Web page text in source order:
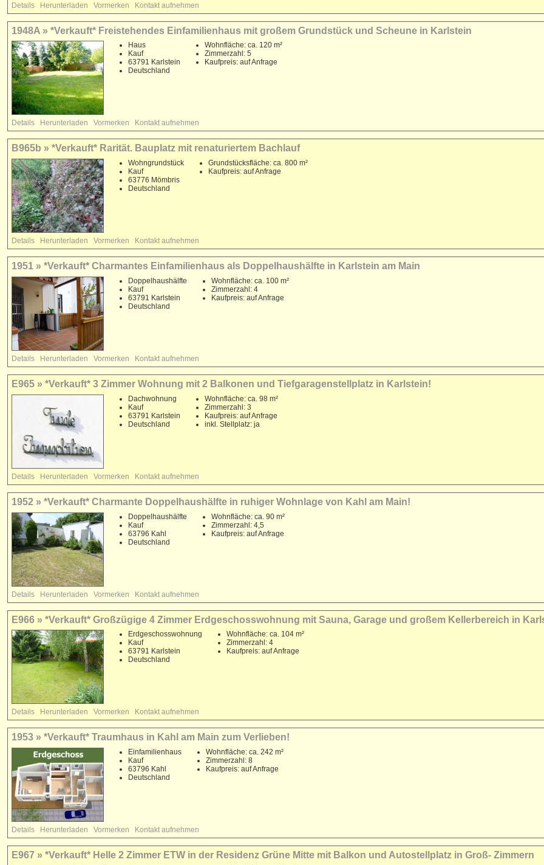
Details Herunterladen Vormerken Kontakt aufnehmen
1948A » *Verkauft* Freistehendes Einfamilienhaus mit großem Grundstück und Scheune in Karlstein
Haus
Kauf
63791 Karlstein
Deutschland
Wohnfläche: ca. 120 m²
Zimmerzahl: 5
Kaufpreis: auf Anfrage
Details Herunterladen Vormerken Kontakt aufnehmen
B965b » *Verkauft* Rarität. Bauplatz mit renaturiertem Bachlauf
Wohngrundstück
Kauf
63776 Mömbris
Deutschland
Grundstücksfläche: ca. 800 m²
Kaufpreis: auf Anfrage
Details Herunterladen Vormerken Kontakt aufnehmen
1951 » *Verkauft* Charmantes Einfamilienhaus als Doppelhaushälfte in Karlstein am Main
Doppelhaushälfte
Kauf
63791 Karlstein
Deutschland
Wohnfläche: ca. 100 m²
Zimmerzahl: 4
Kaufpreis: auf Anfrage
Details Herunterladen Vormerken Kontakt aufnehmen
E965 » *Verkauft* 3 Zimmer Wohnung mit 2 Balkonen und Tiefgaragenstellplatz in Karlstein!
Dachwohnung
Kauf
63791 Karlstein
Deutschland
Wohnfläche: ca. 98 m²
Zimmerzahl: 3
Kaufpreis: auf Anfrage
inkl. Stellplatz: ja
Details Herunterladen Vormerken Kontakt aufnehmen
1952 » *Verkauft* Charmante Doppelhaushälfte in ruhiger Wohnlage von Kahl am Main!
Doppelhaushälfte
Kauf
63796 Kahl
Deutschland
Wohnfläche: ca. 90 m²
Zimmerzahl: 4,5
Kaufpreis: auf Anfrage
Details Herunterladen Vormerken Kontakt aufnehmen
E966 » *Verkauft* Großzügige 4 Zimmer Erdgeschosswohnung mit Sauna, Garage und großem Kellerbereich in
Erdgeschosswohnung
Kauf
63791 Karlstein
Deutschland
Wohnfläche: ca. 104 m²
Zimmerzahl: 4
Kaufpreis: auf Anfrage
Details Herunterladen Vormerken Kontakt aufnehmen
1953 » *Verkauft* Traumhaus in Kahl am Main zum Verlieben!
Einfamilienhaus
Kauf
63796 Kahl
Deutschland
Wohnfläche: ca. 242 m²
Zimmerzahl: 8
Kaufpreis: auf Anfrage
Details Herunterladen Vormerken Kontakt aufnehmen
E967 » *Verkauft* Helle 2 Zimmer ETW in der Residenz Grüne Mitte mit Balkon und Autostellplatz in Groß- Zimmern